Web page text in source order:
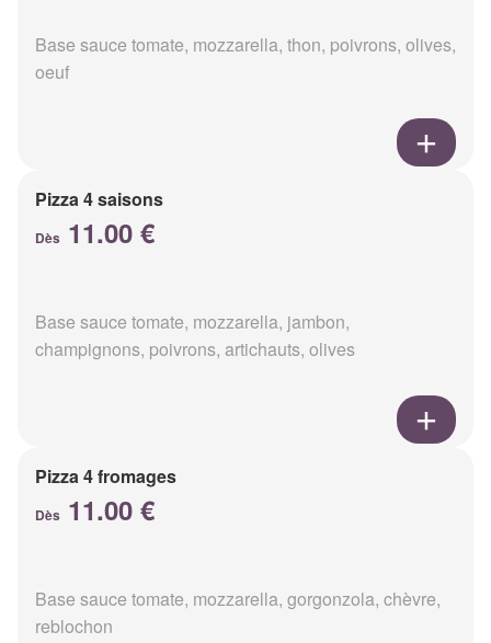
Base sauce tomate, mozzarella, thon, poivrons, olives,
oeuf
Pizza 4 saisons
Dès 11.00 €
Base sauce tomate, mozzarella, jambon,
champignons, poivrons, artichauts, olives
Pizza 4 fromages
Dès 11.00 €
Base sauce tomate, mozzarella, gorgonzola, chèvre,
reblochon